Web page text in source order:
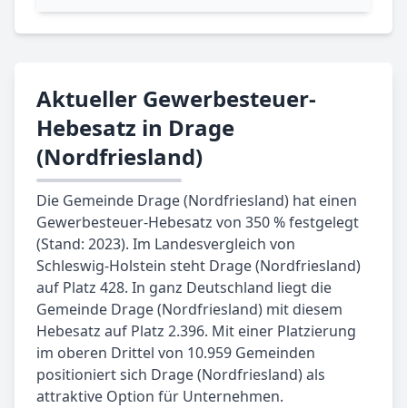
Aktueller Gewerbesteuer-
Hebesatz in Drage
(Nordfriesland)
Die Gemeinde Drage (Nordfriesland) hat einen
Gewerbesteuer-Hebesatz von 350 % festgelegt
(Stand: 2023). Im Landesvergleich von
Schleswig-Holstein steht Drage (Nordfriesland)
auf Platz 428. In ganz Deutschland liegt die
Gemeinde Drage (Nordfriesland) mit diesem
Hebesatz auf Platz 2.396. Mit einer Platzierung
im oberen Drittel von 10.959 Gemeinden
positioniert sich Drage (Nordfriesland) als
attraktive Option für Unternehmen.